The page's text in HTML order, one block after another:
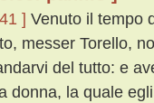
] Venuto il tempo
messer Torello,
del tutto: e
donna, la quale